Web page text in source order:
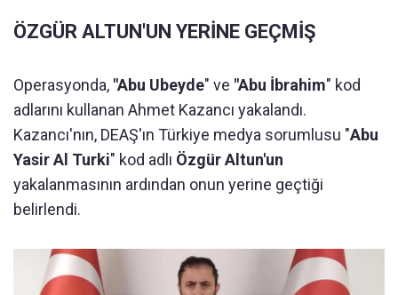
ÖZGÜR ALTUN'UN YERİNE GEÇMİŞ
Operasyonda, "Abu Ubeyde" ve "Abu İbrahim" kod
adlarını kullanan Ahmet Kazancı yakalandı.
Kazancı'nın, DEAŞ'ın Türkiye medya sorumlusu "Abu
Yasir Al Turki" kod adlı Özgür Altun'un
yakalanmasının ardından onun yerine geçtiği
belirlendi.